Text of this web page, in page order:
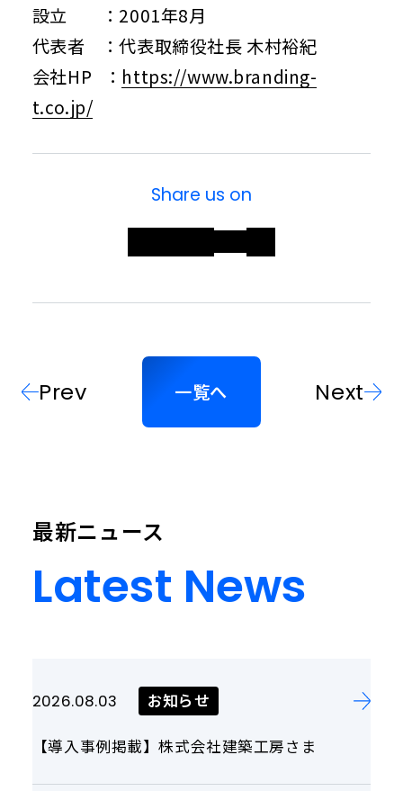
設立 ：2001年8月
代表者 ：代表取締役社長 木村裕紀
会社HP ： https://www.branding-
t.co.jp/
Share us on
Prev 一覧へ Next
最新ニュース
Latest News
2026.08.03 お知らせ
【導入事例掲載】株式会社建築工房さま